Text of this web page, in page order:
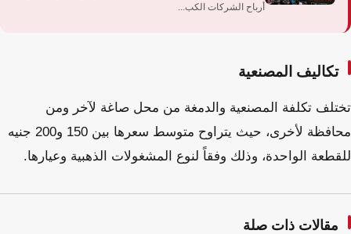
أرباح الشركات الكب...
تكاليف المصنعية
تختلف تكلفة المصنعية والدمغة من محل صاغة لآخر ومن
محافظة لأخرى، حيث يتراوح متوسط سعرها بين 150 و200 جنيه
للقطعة الواحدة، وذلك وفقاً لنوع المشغولات الذهبية وعيارها.
مقالات ذات صلة